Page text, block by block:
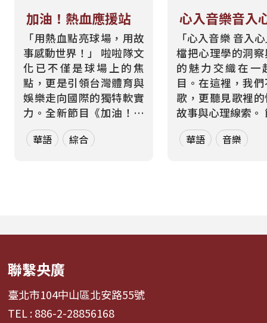
加油！熱血應援站
「用熱血點亮球場，用故
事感動世界！」 啦啦隊文
化已不僅是球場上的焦
點，更是引領台灣體育與
娛樂走向國際的獨特軟實
力。全新節目《加油！熱
血應援站》，由香港藝人
張啟樂與影視運動產業專
啦啦隊...
華語 綜合
心入音樂音入
「心入音樂 音入
檔把心理學的洞
的魅力交織在一
目。在這裡，我
歌，更聽見歌裡
故事與心理線索。 節目從
心理學的角度出
聽眾探索音樂如
舞、想流淚...
華語 音樂
聯繫央廣
臺北市104中山區北安路55號
TEL : 886-2-28856168